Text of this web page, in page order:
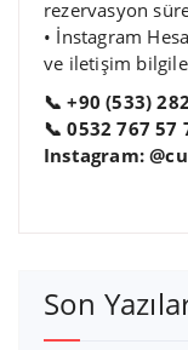
rezervasyon
• İnstagram
ve iletişim
📞 +90 (533)
📞 0532 767 57
Instagram:
Son